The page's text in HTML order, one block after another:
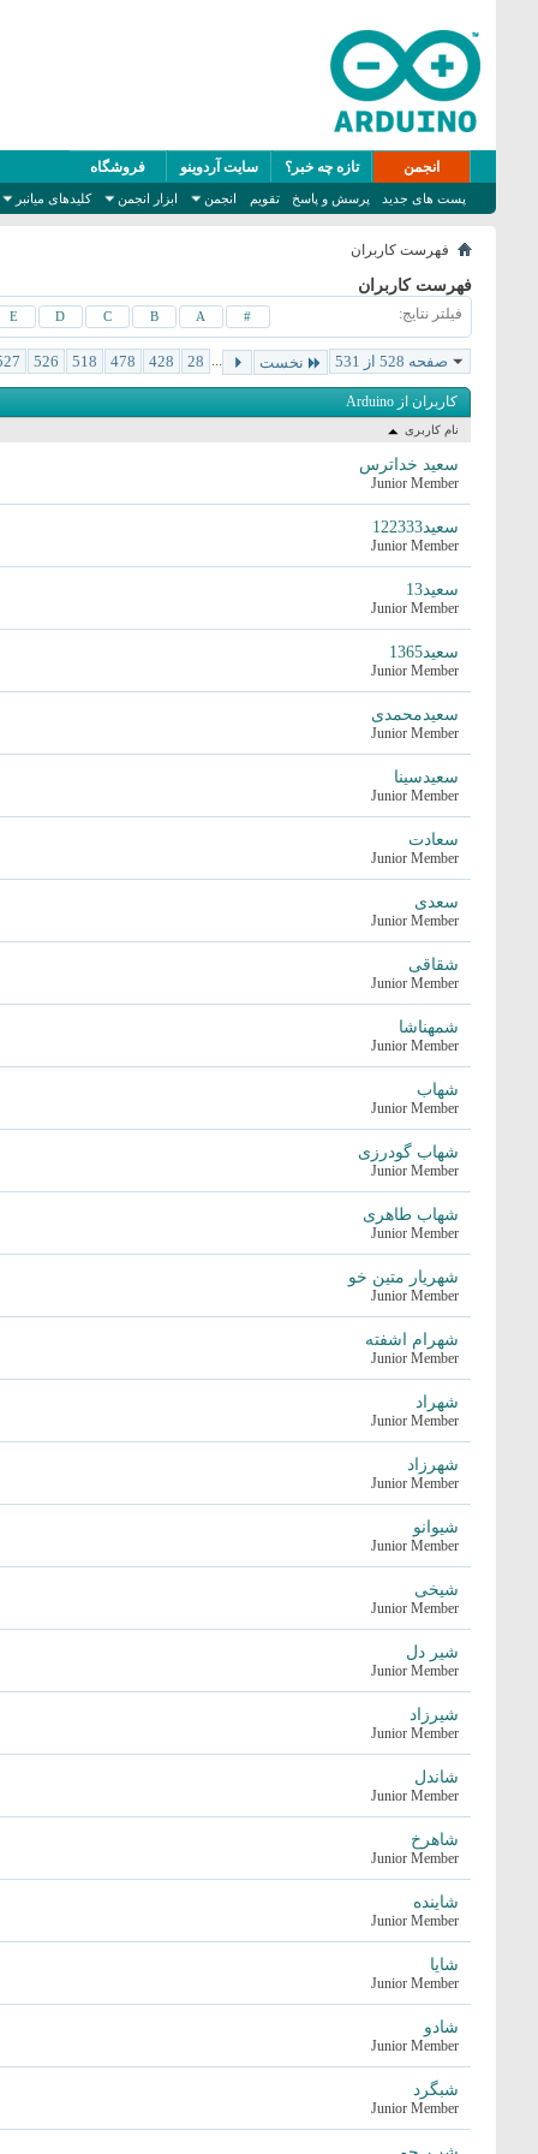
انجمن
پست های جدید پرسش و پاسخ تقویم انجمن ابزار انجمن کلیدهای میانبر
تازه چه خبر؟ سایت آردوینو فروشگاه
فهرست کاربران
فهرست کاربران
فیلتر نتایج #
A
B
C
D
E
صفحه 528 از 531 نخست ...
28
428
478
518
526
کاربران از Arduino
نام کاربری
سعید خداترس
Junior Member
سعید122333
Junior Member
سعید13
Junior Member
سعید1365
Junior Member
سعیدمحمدی
Junior Member
سعیدسینا
Junior Member
سعادت
Junior Member
سعدی
Junior Member
شقاقی
Junior Member
شمهناشا
Junior Member
شهاب
Junior Member
شهاب گودرزی
Junior Member
شهاب طاهری
Junior Member
شهریار متین خو
Junior Member
شهرام اشفته
Junior Member
شهراد
Junior Member
شهرزاد
Junior Member
شیوانو
Junior Member
شیخی
Junior Member
شیر دل
Junior Member
شیرزاد
Junior Member
شاندل
Junior Member
شاهرخ
Junior Member
شاینده
Junior Member
شایا
Junior Member
شادو
Junior Member
شبگرد
Junior Member